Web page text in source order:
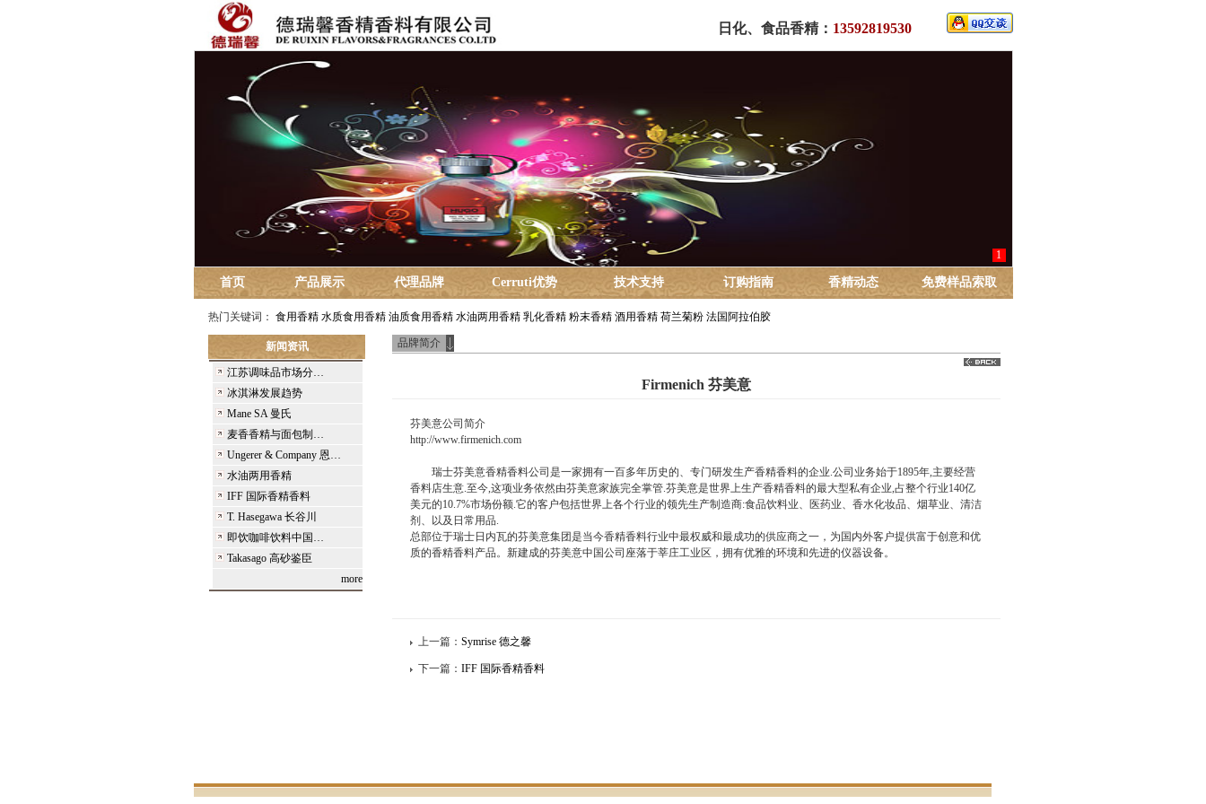
日化、食品香精： 13592819530
1
首页 产品展示 代理品牌 Cerruti优势 技术支持 订购指南 香精动态 免费样品索取
热门关键词： 食用香精 水质食用香精 油质食用香精 水油两用香精 乳化香精 粉末香精 酒用香精 荷兰菊粉 法国阿拉伯胶
新闻资讯
江苏调味品市场分…
冰淇淋发展趋势
Mane SA 曼氏
麦香香精与面包制…
Ungerer & Company 恩…
水油两用香精
IFF 国际香精香料
T. Hasegawa 长谷川
即饮咖啡饮料中国…
Takasago 高砂鉴臣
more
品牌简介
Firmenich 芬美意
芬美意公司简介
http://www.firmenich.com
瑞士芬美意香精香料公司是一家拥有一百多年历史的、专门研发生产香精香料的企业.公司业务始于1895年,主要经营
香料店生意.至今,这项业务依然由芬美意家族完全掌管.芬美意是世界上生产香精香料的最大型私有企业,占整个行业140亿
美元的10.7%市场份额.它的客户包括世界上各个行业的领先生产制造商:食品饮料业、医药业、香水化妆品、烟草业、清洁
剂、以及日常用品.
总部位于瑞士日内瓦的芬美意集团是当今香精香料行业中最权威和最成功的供应商之一，为国内外客户提供富于创意和优
质的香精香料产品。新建成的芬美意中国公司座落于莘庄工业区，拥有优雅的环境和先进的仪器设备。
上一篇： Symrise 德之馨
下一篇： IFF 国际香精香料